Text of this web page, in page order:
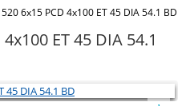
6x15 PCD 4x100 ET 45 DIA 54.1 BD
ET 45 DIA 54.1